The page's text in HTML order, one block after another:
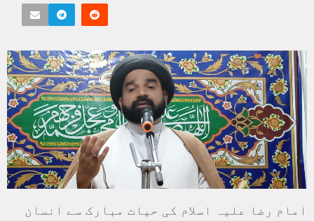
امام رضا علیہ اسلام کی حیات مبارک سے انسان